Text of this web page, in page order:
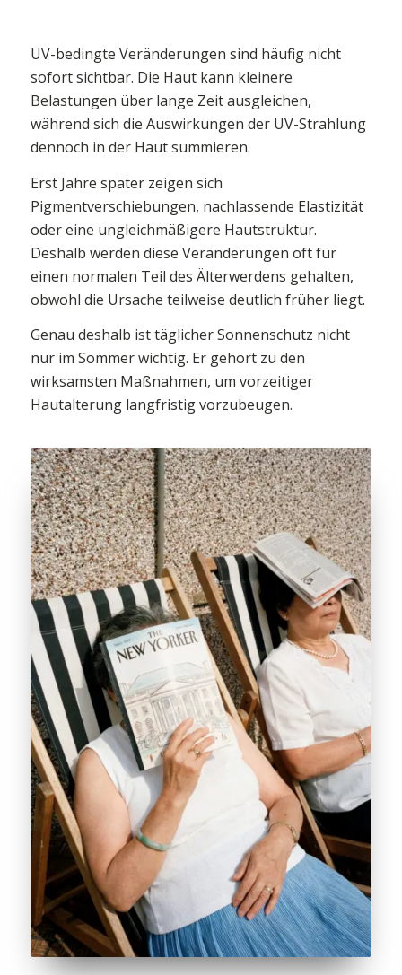
UV-bedingte Veränderungen sind häufig nicht
sofort sichtbar. Die Haut kann kleinere
Belastungen über lange Zeit ausgleichen,
während sich die Auswirkungen der UV-Strahlung
dennoch in der Haut summieren.
Erst Jahre später zeigen sich
Pigmentverschiebungen, nachlassende Elastizität
oder eine ungleichmäßigere Hautstruktur.
Deshalb werden diese Veränderungen oft für
einen normalen Teil des Älterwerdens gehalten,
obwohl die Ursache teilweise deutlich früher liegt.
Genau deshalb ist täglicher Sonnenschutz nicht
nur im Sommer wichtig. Er gehört zu den
wirksamsten Maßnahmen, um vorzeitiger
Hautalterung langfristig vorzubeugen.